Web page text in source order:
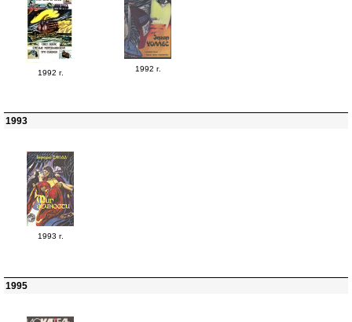
1992 г. 1992 г.
1993
1993 г.
1995